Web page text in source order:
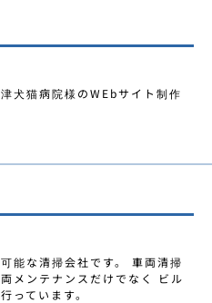
犬猫病院様のWEbサイト制作
能な清掃会社です。 車両清掃
メンテナンスだけでなく ビル
っています。